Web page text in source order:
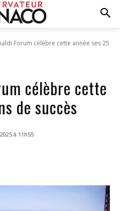
Forum célèbre cette année ses 25
célèbre cette
de succès
à 11h55